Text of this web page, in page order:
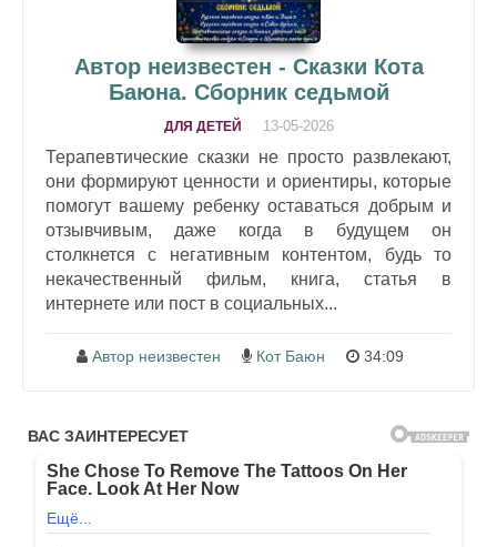
Автор неизвестен - Сказки Кота
Баюна. Сборник седьмой
ДЛЯ ДЕТЕЙ 13-05-2026
Терапевтические сказки не просто развлекают,
они формируют ценности и ориентиры, которые
помогут вашему ребенку оставаться добрым и
отзывчивым, даже когда в будущем он
столкнется с негативным контентом, будь то
некачественный фильм, книга, статья в
интернете или пост в социальных...
Автор неизвестен Кот Баюн 34:09